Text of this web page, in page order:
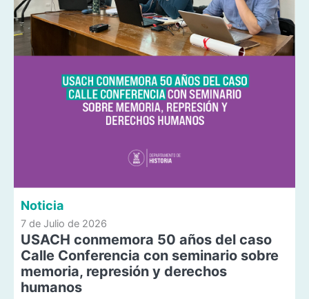
Noticia
7 de Julio de 2026
USACH conmemora 50 años del caso
Calle Conferencia con seminario sobre
memoria, represión y derechos
humanos